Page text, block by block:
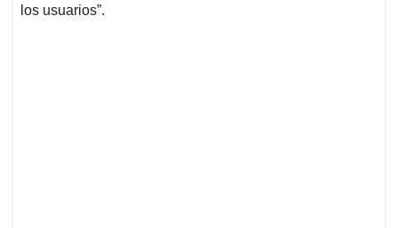
los usuarios”.